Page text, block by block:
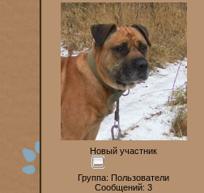
Новый участник
Группа: Пользователи
Сообщений: 3